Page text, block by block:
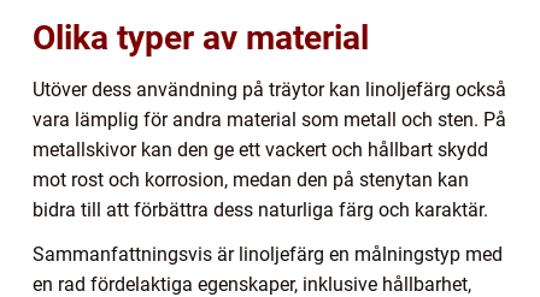
Olika typer av material
Utöver dess användning på träytor kan linoljefärg också
vara lämplig för andra material som metall och sten. På
metallskivor kan den ge ett vackert och hållbart skydd
mot rost och korrosion, medan den på stenytan kan
bidra till att förbättra dess naturliga färg och karaktär.
Sammanfattningsvis är linoljefärg en målningstyp med
en rad fördelaktiga egenskaper, inklusive hållbarhet,